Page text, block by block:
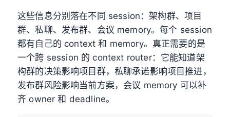
这些信息分别落在不同 session：架构群、项目
群、私聊、发布群、会议 memory。每个 session
都有自己的 context 和 memory。真正需要的是
一个跨 session 的 context router：它能知道架
构群的决策影响项目群，私聊承诺影响项目推进，
发布群风险影响当前方案，会议 memory 可以补
齐 owner 和 deadline。